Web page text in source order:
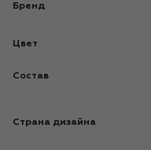
Бренд
Цвет
Состав
Страна дизайна